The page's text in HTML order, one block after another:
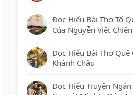
Đọc Hiểu Bài Thơ Tổ
Của Nguyễn Việt Chiến
Đọc Hiểu Bài Thơ Quê
Khánh Châu
Đọc Hiểu Truyện Ngắn